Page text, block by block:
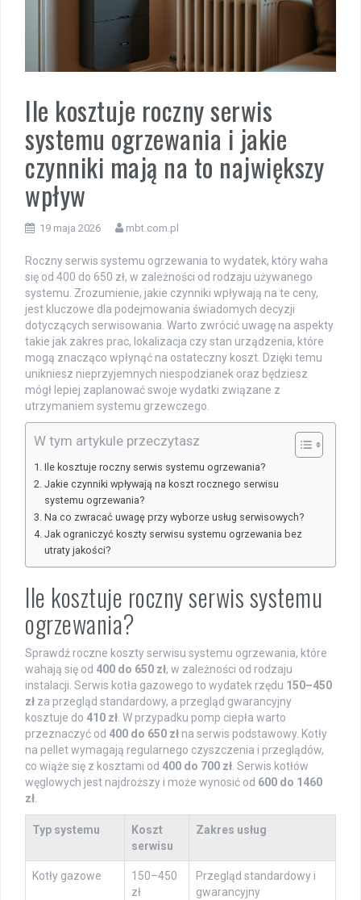
Ile kosztuje roczny serwis
systemu ogrzewania i jakie
czynniki mają na to największy
wpływ
19 maja 2026 mbt.com.pl
Roczny serwis systemu ogrzewania to wydatek, który waha
się od 400 do 650 zł, w zależności od rodzaju używanego
systemu. Zrozumienie, jakie czynniki wpływają na te ceny,
jest kluczowe dla podejmowania świadomych decyzji
dotyczących serwisowania. Warto zwrócić uwagę na aspekty
takie jak zakres prac, lokalizacja czy stan urządzenia, które
mogą znacząco wpłynąć na ostateczny koszt. Dzięki temu
unikniesz nieprzyjemnych niespodzianek oraz będziesz
mógł lepiej zaplanować swoje wydatki związane z
utrzymaniem systemu grzewczego.
W tym artykule przeczytasz
Ile kosztuje roczny serwis systemu ogrzewania?
Jakie czynniki wpływają na koszt rocznego serwisu
systemu ogrzewania?
Na co zwracać uwagę przy wyborze usług serwisowych?
Jak ograniczyć koszty serwisu systemu ogrzewania bez
utraty jakości?
Ile kosztuje roczny serwis systemu
ogrzewania?
Sprawdź roczne koszty serwisu systemu ogrzewania, które
wahają się od 400 do 650 zł, w zależności od rodzaju
instalacji. Serwis kotła gazowego to wydatek rzędu 150–450
zł za przegląd standardowy, a przegląd gwarancyjny
kosztuje do 410 zł. W przypadku pomp ciepła warto
przeznaczyć od 400 do 650 zł na serwis podstawowy. Kotły
na pellet wymagają regularnego czyszczenia i przeglądów,
co wiąże się z kosztami od 400 do 700 zł. Serwis kotłów
węglowych jest najdroższy i może wynosić od 600 do 1460
zł.
Typ systemu
Koszt
serwisu
Zakres usług
Kotły gazowe
150–450
zł
Przegląd standardowy i
gwarancyjny